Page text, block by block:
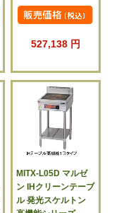
527,138 円
MITX-L05D マルゼ
ン IHクリーンテーブ
ル 発光スケルトン